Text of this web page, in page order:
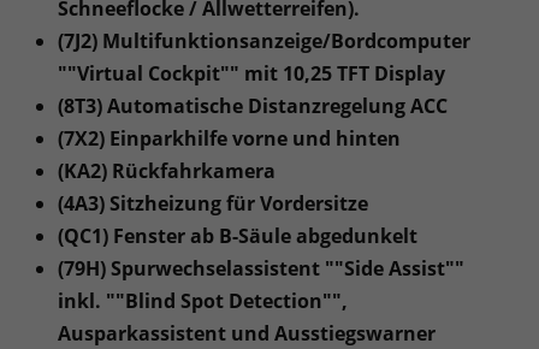
Schneeflocke / Allwetterreifen).
(7J2) Multifunktionsanzeige/Bordcomputer
""Virtual Cockpit"" mit 10,25 TFT Display
(8T3) Automatische Distanzregelung ACC
(7X2) Einparkhilfe vorne und hinten
(KA2) Rückfahrkamera
(4A3) Sitzheizung für Vordersitze
(QC1) Fenster ab B-Säule abgedunkelt
(79H) Spurwechselassistent ""Side Assist""
inkl. ""Blind Spot Detection"",
Ausparkassistent und Ausstiegswarner